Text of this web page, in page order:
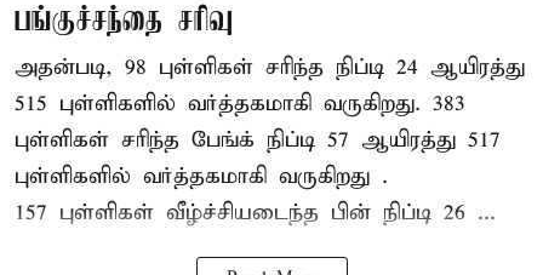
பங்குச்சந்தை சரிவு
அதன்படி, 98 புள்ளிகள் சரிந்த நிப்டி 24 ஆயிரத்து
515 புள்ளிகளில் வர்த்தகமாகி வருகிறது. 383
புள்ளிகள் சரிந்த பேங்க் நிப்டி 57 ஆயிரத்து 517
புள்ளிகளில் வர்த்தகமாகி வருகிறது .
157 புள்ளிகள் வீழ்ச்சியடைந்த பின் நிப்டி 26 ...